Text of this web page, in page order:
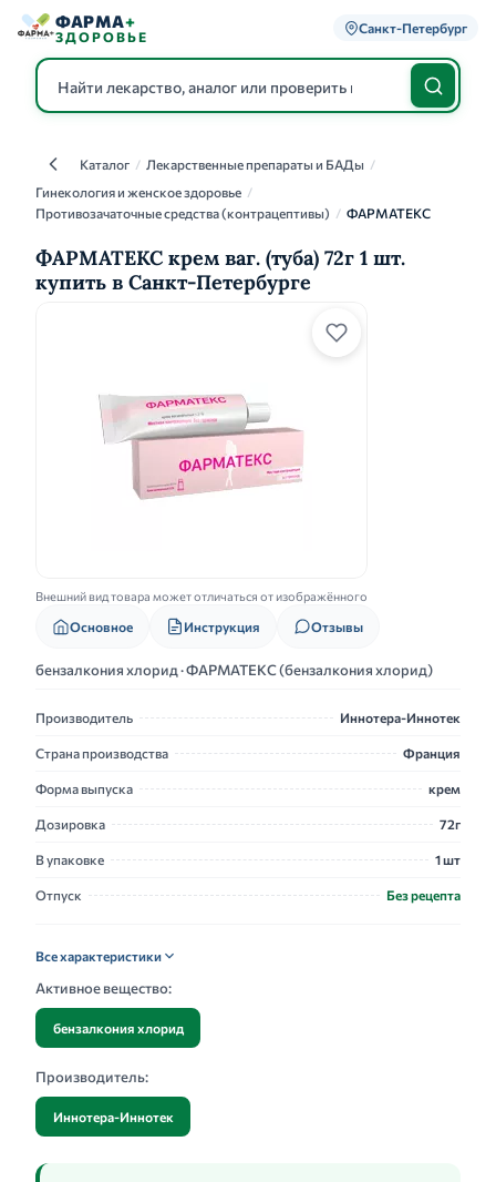
ФАРМА+
ЗДОРОВЬЕ
Санкт-Петербург
КаталогКаталог / Лекарственные препараты и БАДы /
Гинекология и женское здоровье /
Противозачаточные средства (контрацептивы) / ФАРМАТЕКС
ФАРМАТЕКС крем ваг. (туба) 72г 1 шт.
купить в Санкт-Петербурге
Внешний вид товара может отличаться от изображённого
Основное Инструкция Отзывы
бензалкония хлорид · ФАРМАТЕКС (бензалкония хлорид)
Производитель Иннотера-Иннотек
Страна производства Франция
Форма выпуска крем
Дозировка 72г
В упаковке 1 шт
Отпуск Без рецепта
Все характеристики
Активное вещество:
бензалкония хлорид
Производитель:
Иннотера-Иннотек